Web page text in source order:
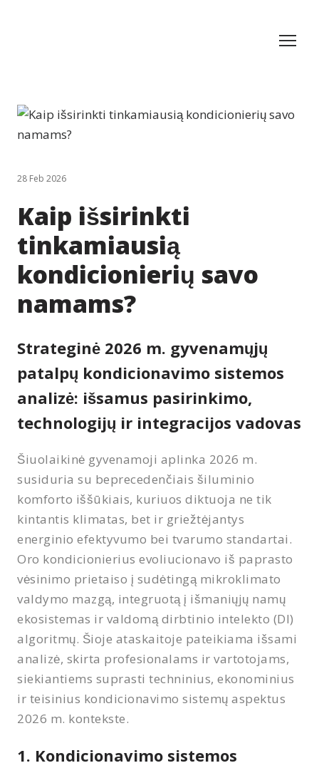
28 Feb 2026
Kaip išsirinkti
tinkamiausią
kondicionierių savo
namams?
Strateginė 2026 m. gyvenamųjų
patalpų kondicionavimo sistemos
analizė: išsamus pasirinkimo,
technologijų ir integracijos vadovas
Šiuolaikinė gyvenamoji aplinka 2026 m.
susiduria su beprecedenčiais šiluminio
komforto iššūkiais, kuriuos diktuoja ne tik
kintantis klimatas, bet ir griežtėjantys
energinio efektyvumo bei tvarumo standartai.
Oro kondicionierius evoliucionavo iš paprasto
vėsinimo prietaiso į sudėtingą mikroklimato
valdymo mazgą, integruotą į išmaniųjų namų
ekosistemas ir valdomą dirbtinio intelekto (DI)
algoritmų. Šioje ataskaitoje pateikiama išsami
analizė, skirta profesionalams ir vartotojams,
siekiantiems suprasti techninius, ekonominius
ir teisinius kondicionavimo sistemų aspektus
2026 m. kontekste.
1. Kondicionavimo sistemos